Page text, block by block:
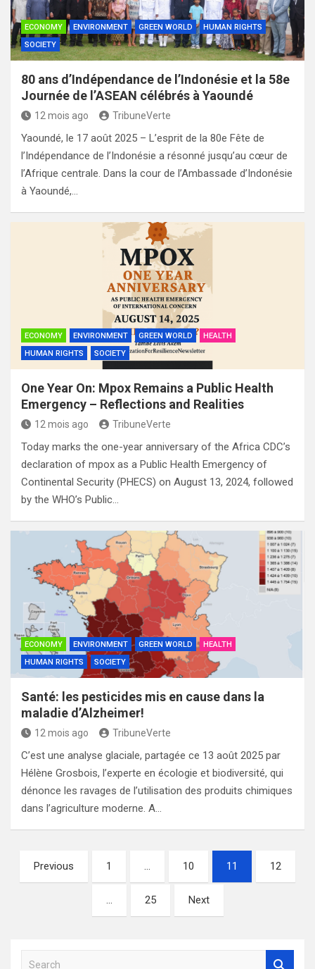
ECONOMY ENVIRONMENT GREEN WORLD
HUMAN RIGHTS
SOCIETY
80 ans d’Indépendance de l’Indonésie et la 58e
Journée de l’ASEAN célébrés à Yaoundé
12 mois ago TribuneVerte
Yaoundé, le 17 août 2025 – L’esprit de la 80e Fête de
l’Indépendance de l’Indonésie a résonné jusqu’au cœur de
l’Afrique centrale. Dans la cour de l’Ambassade d’Indonésie
à Yaoundé,…
ECONOMY ENVIRONMENT GREEN WORLD
HEALTH
HUMAN RIGHTS
SOCIETY
One Year On: Mpox Remains a Public Health
Emergency – Reflections and Realities
12 mois ago TribuneVerte
Today marks the one-year anniversary of the Africa CDC’s
declaration of mpox as a Public Health Emergency of
Continental Security (PHECS) on August 13, 2024, followed
by the WHO’s Public…
ECONOMY ENVIRONMENT GREEN WORLD
HEALTH
HUMAN RIGHTS
SOCIETY
Santé: les pesticides mis en cause dans la
maladie d’Alzheimer!
12 mois ago TribuneVerte
C’est une analyse glaciale, partagée ce 13 août 2025 par
Hélène Grosbois, l’experte en écologie et biodiversité, qui
dénonce les ravages de l’utilisation des produits chimiques
dans l’agriculture moderne. A…
Pagination
des
publications
Previous 1 … 10 11 12
… 25 Next